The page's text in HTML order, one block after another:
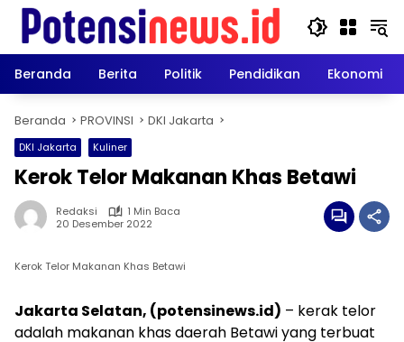
Langsung
konten
Beranda
Berita Politik Pendidikan Ekonomi
Beranda PROVINSI DKI Jakarta
DKI Jakarta Kuliner
Kerok Telor Makanan Khas Betawi
Redaksi
1 Min Baca
20 Desember 2022
Kerok Telor Makanan Khas Betawi
Jakarta Selatan, (potensinews.id) – kerak telor
adalah makanan khas daerah Betawi yang terbuat